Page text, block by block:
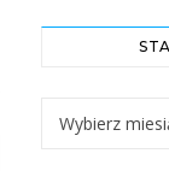
Starsze Wpisy